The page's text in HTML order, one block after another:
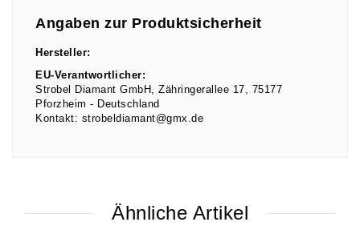
Angaben zur Produktsicherheit
Hersteller:
EU-Verantwortlicher:
Strobel Diamant GmbH
Zähringerallee 17
75177
Pforzheim
Deutschland
Kontakt: strobeldiamant@gmx.de
Ähnliche Artikel